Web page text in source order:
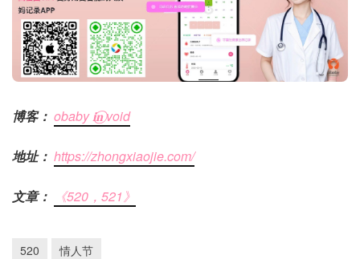
博客： obaby 𝐢‍𝐧⃝ void
地址： https://zhongxiaojie.com/
文章： 《520，521》
520 情人节